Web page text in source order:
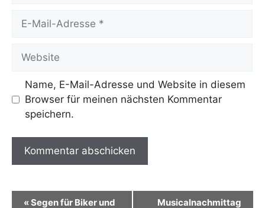
Website
Name, E-Mail-Adresse und Website in diesem
Browser für meinen nächsten Kommentar
speichern.
l
«Segen für Biker und
Musicalnachmittag